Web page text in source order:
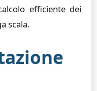
efficiente dei
scala.